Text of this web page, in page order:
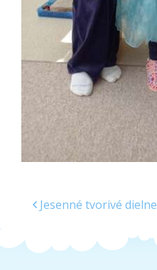
Jesenné tvorivé dielne